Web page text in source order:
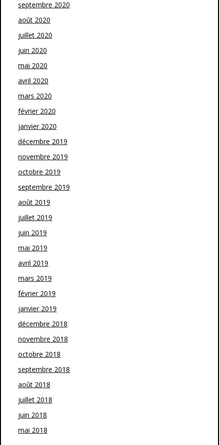
septembre 2020
août 2020
juillet 2020
juin 2020
mai 2020
avril 2020
mars 2020
février 2020
janvier 2020
décembre 2019
novembre 2019
octobre 2019
septembre 2019
août 2019
juillet 2019
juin 2019
mai 2019
avril 2019
mars 2019
février 2019
janvier 2019
décembre 2018
novembre 2018
octobre 2018
septembre 2018
août 2018
juillet 2018
juin 2018
mai 2018